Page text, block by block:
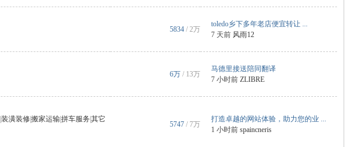
5834 / 2万
toledo乡下多年老店便宜转让 ...
7 天前 风雨12
6万 / 13万
马德里接送陪同翻译
7 小时前 ZLIBRE
|装潢装修|搬家运输|拼车服务|其它
5747 / 7万
打造卓越的网站体验，助力您的业 ...
1 小时前 spaincneris